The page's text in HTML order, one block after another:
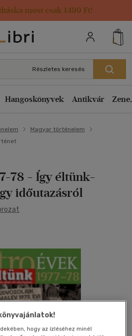
most csak 1499 Ft!
adatai
Részletes keresés
Hangoskönyvek Antikvár
Magyar történelem
78 - Így éltünk-
időutazásról
hogy az ízléséhez minél